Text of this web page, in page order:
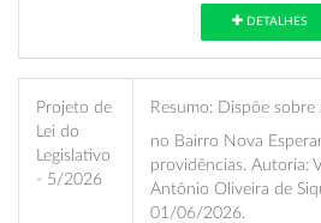
DETALHES
Projeto de
Lei do
Legislativo
- 5/2026
Resumo: Dispõe sobre
no Bairro Nova
providências. Autoria:
Antônio Oliveira de
01/06/2026.